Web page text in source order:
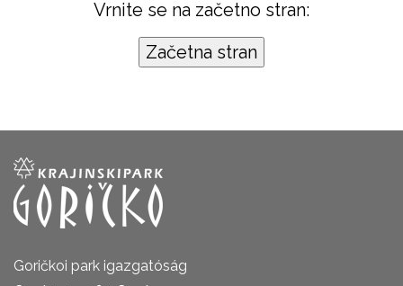
Vrnite se na začetno stran:
Goričkoi park igazgatóság